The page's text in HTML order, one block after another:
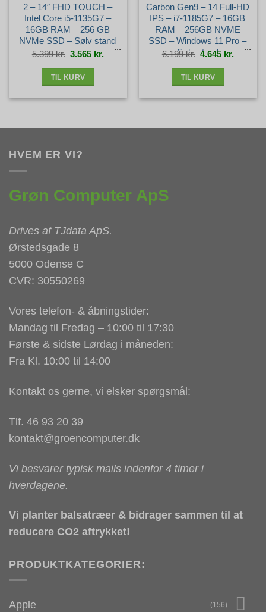
2 – 14″ FHD TOUCH –
Intel Core i5-1135G7 –
16GB RAM – 256 GB
NVMe SSD – Sølv stand
5.399kr. Den
oprindelige
pris
3.565 kr. Den
aktuelle
pris
TIL KURV
Carbon Gen9 – 14 Full-HD
IPS – i7-1185G7 – 16GB
RAM – 256GB NVME
SSD – Windows 11 Pro –
Sølv stand
6.199kr. Den
oprindelige
pris
4.645 kr. Den
aktuelle
pris
TIL KURV
HVEM ER VI?
Grøn Computer ApS
Drives af TJdata ApS.
Ørstedsgade 8
5000 Odense C
CVR: 30550269
Vores telefon- & åbningstider:
Mandag til Fredag – 10:00 til 17:30
Første & sidste Lørdag i måneden:
Fra Kl. 10:00 til 14:00
Kontakt os gerne, vi elsker spørgsmål:
Tlf. 46 93 20 39
kontakt@groencomputer.dk
Vi besvarer typisk mails indenfor 4 timer i
hverdagene.
Vi planter balsatræer & bidrager sammen til at
reducere CO2 aftrykket!
PRODUKTKATEGORIER:
Apple (156)